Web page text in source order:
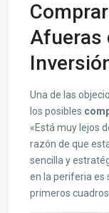
Afueras
Una de las
los posibles
«Está muy lejos
razón de que
sencilla y
en la periferia es
primeros cuadros